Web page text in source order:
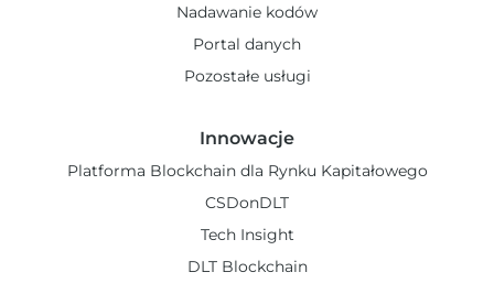
Nadawanie kodów
Portal danych
Pozostałe usługi
Innowacje
Platforma Blockchain dla Rynku Kapitałowego
CSDonDLT
Tech Insight
DLT Blockchain